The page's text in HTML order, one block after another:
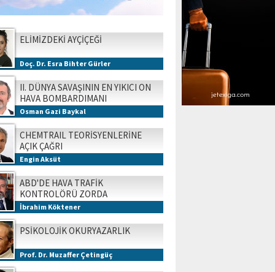
ELİMİZDEKİ AYÇİÇEĞİ
Doç. Dr. Esra Bihter Gürler
II. DÜNYA SAVAŞININ EN YIKICI ON
HAVA BOMBARDIMANI
Osman Gazi Baykal
CHEMTRAIL TEORİSYENLERİNE
AÇIK ÇAĞRI
Engin Aksüt
ABD'DE HAVA TRAFİK
KONTROLÖRÜ ZORDA
İbrahim Köktener
PSİKOLOJİK OKURYAZARLIK
Prof. Dr. Muzaffer Çetingüç